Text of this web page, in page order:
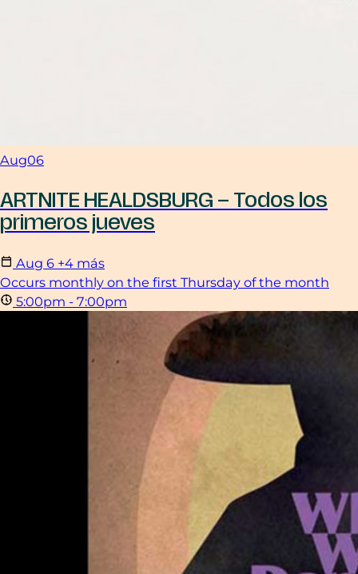
Aug06
ARTNITE HEALDSBURG – Todos los
primeros jueves
Aug 6 +4 más
Occurs monthly on the first Thursday of the month
5:00pm - 7:00pm